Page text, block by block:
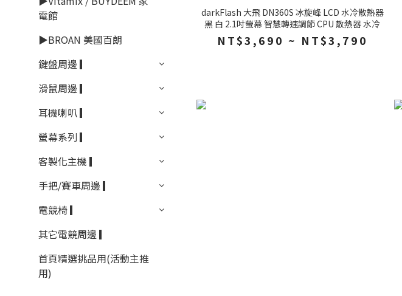
電館
▶BROAN 美國百朗
鍵盤周邊 ▎
滑鼠周邊 ▎
耳機喇叭 ▎
螢幕系列 ▎
客製化主機 ▎
手把/賽車周邊 ▎
電競椅 ▎
其它電競周邊 ▎
首頁精選挑品用(活動主推
用)
darkFlash 大飛 DN360S 冰旋峰 LCD 水冷散熱器
黑 白 2.1吋螢幕 智慧轉速調節 CPU 散熱器 水冷
NT$3,690 ~ NT$3,790